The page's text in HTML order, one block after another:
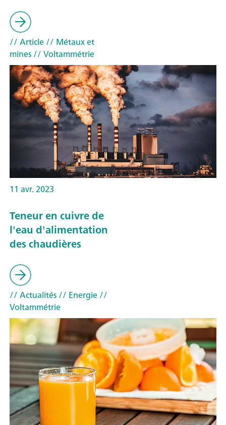
// Article// Métaux et
mines// Voltammétrie
11 avr. 2023
Teneur en cuivre de
l'eau d'alimentation
des chaudières
// Actualités// Energie//
Voltammétrie